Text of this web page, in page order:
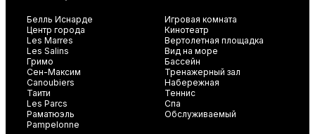
Белль Иснарде
Центр города
Les Marres
Les Salins
Гримо
Сен-Максим
Canoubiers
Таити
Les Parcs
Раматюэль
Pampelonne
Игровая комната
Кинотеатр
Вертолетная площадка
Вид на море
Бассейн
Тренажерный зал
Набережная
Теннис
Спа
Обслуживаемый